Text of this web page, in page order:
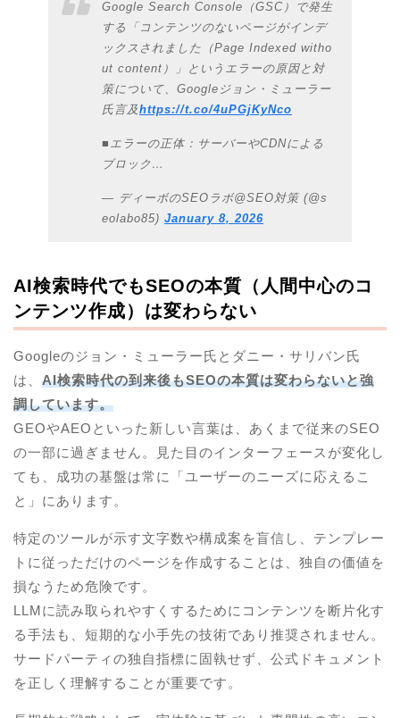
Google Search Console（GSC）で発生
する「コンテンツのないページがインデ
ックスされました（Page Indexed witho
ut content）」というエラーの原因と対
策について、Googleジョン・ミューラー
氏言及https://t.co/4uPGjKyNco
■エラーの正体：サーバーやCDNによる
ブロック…
— ディーボのSEOラボ@SEO対策 (@s
eolabo85) January 8, 2026
AI検索時代でもSEOの本質（人間中心のコ
ンテンツ作成）は変わらない
Googleのジョン・ミューラー氏とダニー・サリバン氏
は、 AI検索時代の到来後もSEOの本質は変わらないと強
調しています。
GEOやAEOといった新しい言葉は、あくまで従来のSEO
の一部に過ぎません。見た目のインターフェースが変化し
ても、成功の基盤は常に「ユーザーのニーズに応えるこ
と」にあります。
特定のツールが示す文字数や構成案を盲信し、テンプレー
トに従っただけのページを作成することは、独自の価値を
損なうため危険です。
LLMに読み取られやすくするためにコンテンツを断片化す
る手法も、短期的な小手先の技術であり推奨されません。
サードパーティの独自指標に固執せず、公式ドキュメント
を正しく理解することが重要です。